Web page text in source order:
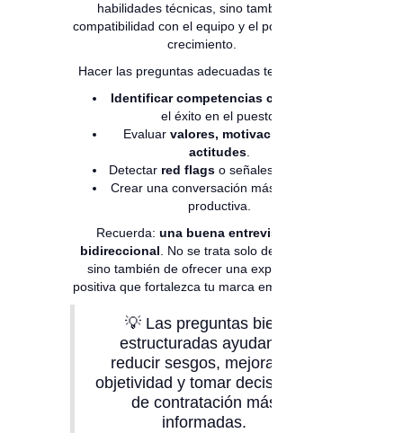
habilidades técnicas, sino también la
compatibilidad con el equipo y el potencial de
crecimiento.
Hacer las preguntas adecuadas te permite:
Identificar competencias clave
el éxito en el puesto.
Evaluar valores, motivaciones y
actitudes
Detectar red flagso señales de alerta.
Crear una conversación más natural y
productiva.
Recuerda: una buena entrevista es
bidireccional . No se trata solo de evaluar,
sino también de ofrecer una experiencia
positiva que fortalezca tu marca empleadora.
💡 Las preguntas bien
estructuradas ayudan a
reducir sesgos, mejorar la
objetividad y tomar decisiones
de contratación más
informadas.